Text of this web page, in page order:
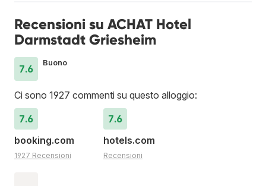
Recensioni su ACHAT Hotel
Darmstadt Griesheim
7.6
Buono
Ci sono 1927 commenti su questo alloggio:
7.6
booking.com
1927 Recensioni
7.6
hotels.com
Recensioni